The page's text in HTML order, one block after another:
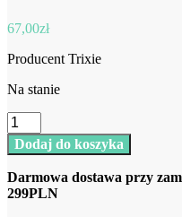
67,00zł
Producent Trixie
Na stanie
ilość
Myszka
Labirynt
Koralików
Drewnianych
Dodaj do koszyka
Darmowa dostawa przy
299PLN